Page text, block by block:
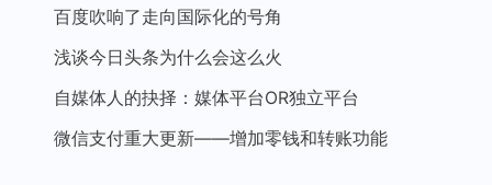
百度吹响了走向国际化的号角
浅谈今日头条为什么会这么火
自媒体人的抉择：媒体平台OR独立平台
微信支付重大更新——增加零钱和转账功能